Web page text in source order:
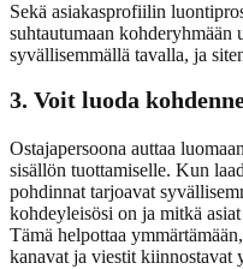
Sekä asiakasprofiilin
suhtautumaan kohderyhmään
syvällisemmällä tavalla, ja
3. Voit luoda
Ostajapersoona auttaa
sisällön tuottamiselle. Kun
pohdinnat tarjoavat
kohdeyleisösi on ja mitkä
Tämä helpottaa
kanavat ja viestit kiinnostavat